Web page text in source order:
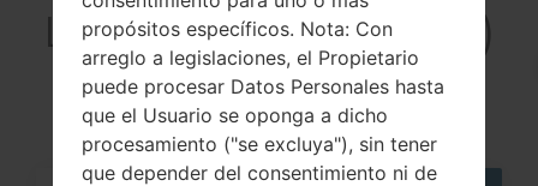
LGLS840I(LGLS840I)
akaLG Viper LTE
propósitos específicos. Nota: Con
arreglo a legislaciones, el Propietario
puede procesar Datos Personales hasta
que el Usuario se oponga a dicho
procesamiento ("se excluya"), sin tener
que depender del consentimiento ni de